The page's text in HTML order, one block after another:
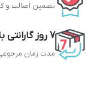
تضمین اصالت و
7 روز گارانتی بازگشت وجه
مدت زمان مرجوعی 7 روزه برای کالا های خریداری